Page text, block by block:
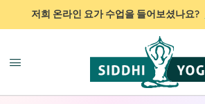
저희 온라인 요가 수업을 들어보셨나요?